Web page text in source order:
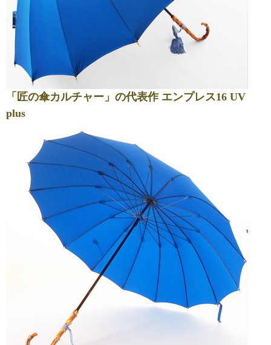
「匠の傘カルチャー」の代表作 エンプレス16 UV
plus